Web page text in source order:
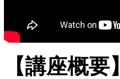
【講座概要】